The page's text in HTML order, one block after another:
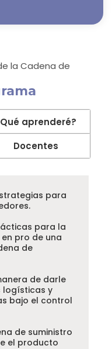
la Cadena de
aprenderé?
Docentes
para
para la
pro de una
de
de darle
logísticas y
bajo el control
de suministro
el producto